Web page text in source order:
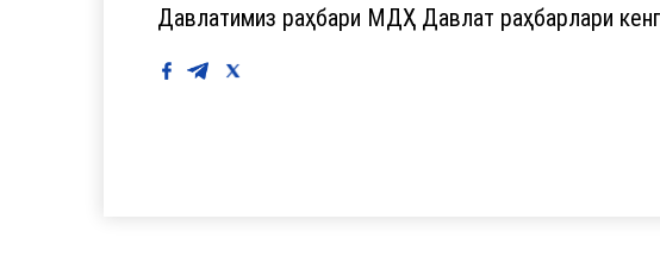
Давлатимиз раҳбари МДҲ Давлат раҳбарлари